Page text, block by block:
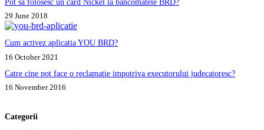
29 June 2018
Cum activez aplicatia YOU BRD?
16 October 2021
Catre cine pot face o reclamatie impotriva executorului judecatoresc?
16 November 2016
Categorii